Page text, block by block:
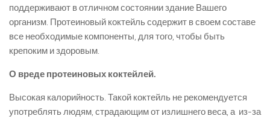
поддерживают в отличном состоянии здание Вашего
организм. Протеиновый коктейль содержит в своем составе
все необходимые компоненты, для того, чтобы быть
крепоким и здоровым.
О вреде протеиновых коктейлей.
Высокая калорийность. Такой коктейль не рекомендуется
употреблять людям, страдающим от излишнего веса, а из-за